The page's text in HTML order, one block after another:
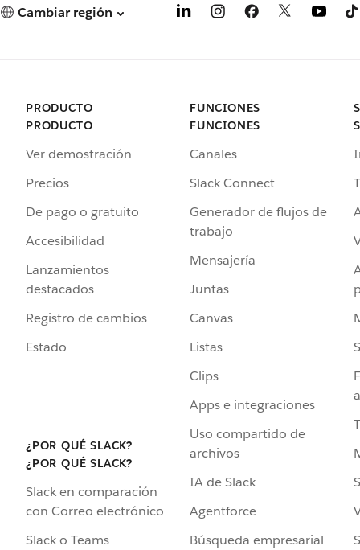
Cambiar región
PRODUCTO
PRODUCTO
Ver demostración
Precios
De pago o gratuito
Accesibilidad
Lanzamientos
destacados
Registro de cambios
Estado
¿POR QUÉ SLACK?
¿POR QUÉ SLACK?
Slack en comparación
con Correo electrónico
Slack o Teams
FUNCIONES
FUNCIONES
Canales
Slack Connect
Generador de flujos de
trabajo
Mensajería
Juntas
Canvas
Listas
Clips
Apps e integraciones
Uso compartido de
archivos
IA de Slack
Agentforce
Búsqueda empresarial